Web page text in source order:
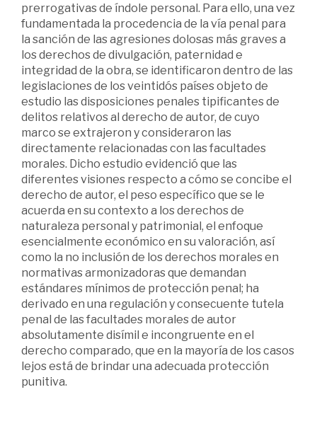
prerrogativas de índole personal. Para ello, una vez
fundamentada la procedencia de la vía penal para
la sanción de las agresiones dolosas más graves a
los derechos de divulgación, paternidad e
integridad de la obra, se identificaron dentro de las
legislaciones de los veintidós países objeto de
estudio las disposiciones penales tipificantes de
delitos relativos al derecho de autor, de cuyo
marco se extrajeron y consideraron las
directamente relacionadas con las facultades
morales. Dicho estudio evidenció que las
diferentes visiones respecto a cómo se concibe el
derecho de autor, el peso específico que se le
acuerda en su contexto a los derechos de
naturaleza personal y patrimonial, el enfoque
esencialmente económico en su valoración, así
como la no inclusión de los derechos morales en
normativas armonizadoras que demandan
estándares mínimos de protección penal; ha
derivado en una regulación y consecuente tutela
penal de las facultades morales de autor
absolutamente disímil e incongruente en el
derecho comparado, que en la mayoría de los casos
lejos está de brindar una adecuada protección
punitiva.